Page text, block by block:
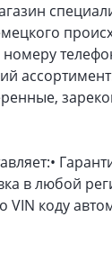
в любой
VIN коду